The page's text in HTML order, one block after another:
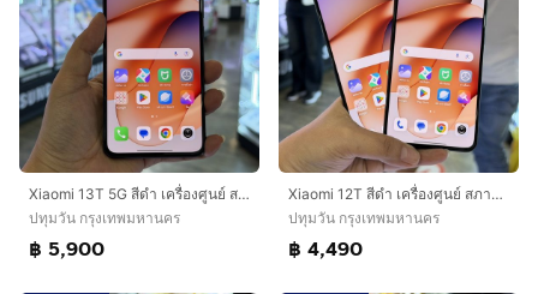
Xiaomi 13T 5G สีดำ เครื่องศูนย์ สภาพสวยมากๆ จอ6.67นิ้ว แรม12รอม256 Dimensity8200 กล้อง50ล้าน(3ตัว)🔥🔥
ปทุมวัน กรุงเทพมหานคร
฿ 5,900
Xiaomi 12T สีดำ เครื่องศูนย์ สภาพสวยมากๆ จอ6.7นิ้ว แรม8รอม256 กล้อง108ล้าน(3ตัว)🔥🔥
ปทุมวัน กรุงเทพมหานคร
฿ 4,490